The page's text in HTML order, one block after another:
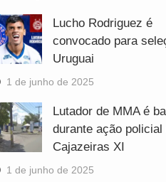
Lucho Rodriguez é
convocado para
Uruguai
1 de junho de 2025
Lutador de MMA é
durante ação policial
Cajazeiras XI
1 de junho de 2025